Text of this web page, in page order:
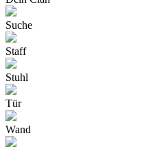
Suche
Staff
Stuhl
Tür
Wand